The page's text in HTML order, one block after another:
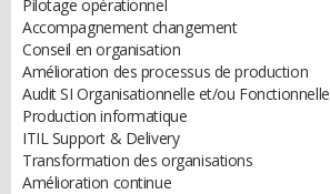
Pilotage opérationnel
Accompagnement changement
Conseil en organisation
Amélioration des processus de production
Audit SI Organisationnelle et/ou Fonctionnelle
Production informatique
ITIL Support & Delivery
Transformation des organisations
Amélioration continue